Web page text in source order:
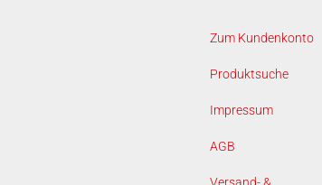
Zum Kundenkonto
Produktsuche
Impressum
AGB